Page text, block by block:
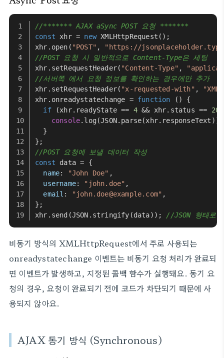
//******* AJAX aSync POST 요청 *******
const xhr = new XMLHttpRequest ();
xhr. open ( "POST" , "https://
//POST 요청 시 일반적으로 Content-Type은 세팅
xhr. setRequestHeader( "Content-Type" ,
//서버쪽 에서 요청 정보를 확인하는 경우에만 추가
xhr. setRequestHeader( "x-requested-with" ,
xhr. onreadystatechange = function ( ) {
if (xhr. readyState == 4 && xhr. status == 201
console. log(JSON. parse(xhr. responseText
  }
};
//POST 요청에 보낼 데이터 작성
const data = {
name: "John Doe" ,
username: "john.doe" ,
email : "john.doe@example.com" ,
};
xhr. send (JSON . stringify (data)); //JSON 형태로
비동기 방식의 XMLHttpRequest에서 주로 사용되는
onreadystatechange 이벤트는 비동기 요청 처리가 완료되
면 이벤트가 발생하고, 지정된 콜백 함수가 실행돼요. 동기 요
청의 경우, 요청이 완료되기 전에 코드가 차단되기 때문에 사
용되지 않아요.
AJAX 동기 방식 (Synchronous)